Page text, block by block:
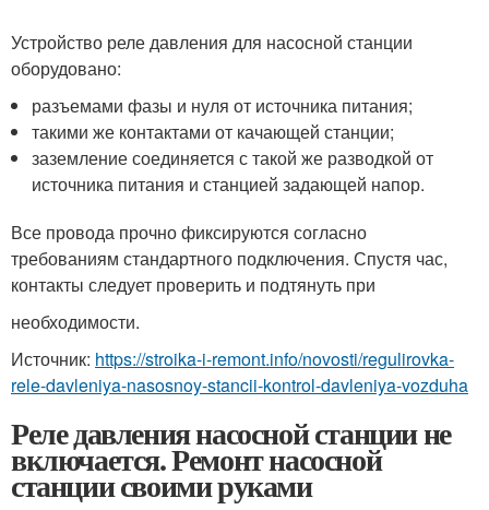
Устройство реле давления для насосной станции
оборудовано:
разъемами фазы и нуля от источника питания;
такими же контактами от качающей станции;
заземление соединяется с такой же разводкой от
источника питания и станцией задающей напор.
Все провода прочно фиксируются согласно
требованиям стандартного подключения. Спустя час,
контакты следует проверить и подтянуть при
необходимости.
Источник: https://stroika-i-remont.info/novosti/regulirovka-
rele-davleniya-nasosnoy-stancii-kontrol-davleniya-vozduha
Реле давления насосной станции не
включается. Ремонт насосной
станции своими руками